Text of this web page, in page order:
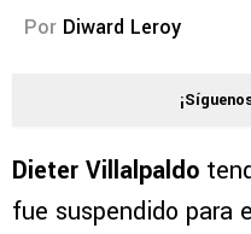
Por Diward Leroy
Dieter Villalpaldo
fue suspendido para